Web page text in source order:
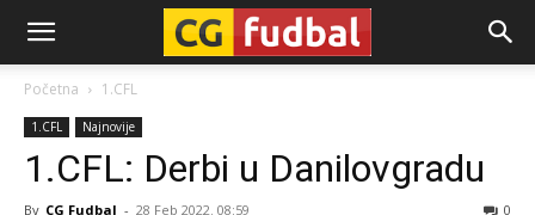
CG-
Fudbal
Početna 1.CFL
1.CFL Najnovije
1.CFL: Derbi u Danilovgradu
By CG Fudbal - 28 Feb 2022. 08:59 0